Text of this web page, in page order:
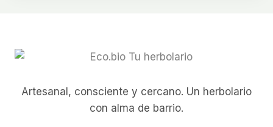
Artesanal, consciente y cercano. Un herbolario
con alma de barrio.